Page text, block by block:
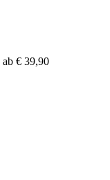
ab € 39,90